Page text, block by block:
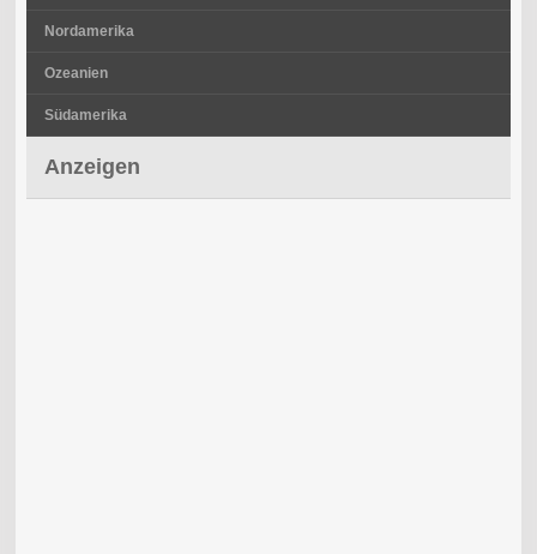
Nordamerika
Ozeanien
Südamerika
Anzeigen